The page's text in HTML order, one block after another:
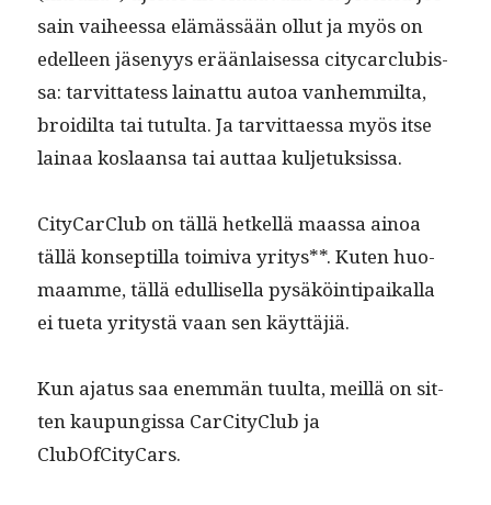
sain vai­heessa elämässään ollut ja myös on
edelleen jäsenyys erään­laises­sa city­car­clu­bis­
sa: tarvit­tat­ess lainat­tu autoa van­hem­mil­ta,
broidil­ta tai tutul­ta. Ja tarvit­taes­sa myös itse
lainaa koslaansa tai aut­taa kuljetuksissa.
City­Car­Club on täl­lä het­kel­lä maas­sa ain­oa
täl­lä kon­sep­til­la toimi­va yri­tys**. Kuten huo­
maamme, täl­lä edullisel­la pysäköin­tipaikalla
ei tue­ta yri­tys­tä vaan sen käyttäjiä.
Kun aja­tus saa enem­män tuul­ta, meil­lä on sit­
ten kaupungis­sa CarCi­ty­Club ja
ClubOfCityCars.